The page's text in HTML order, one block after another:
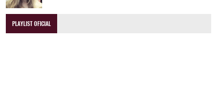
PLAYLIST OFICIAL